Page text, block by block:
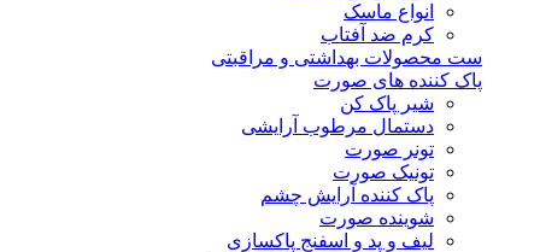
انواع ماسک
کرم ضد آفتاب
ست محصولات بهداشتی و مراقبتی
پاک کننده های صورت
شیر پاک کن
دستمال مرطوب آرایشی
تونر صورت
تونیک صورت
پاک کننده آرایش چشم
شوینده صورت
لیف و پد و اسفنج پاکسازی